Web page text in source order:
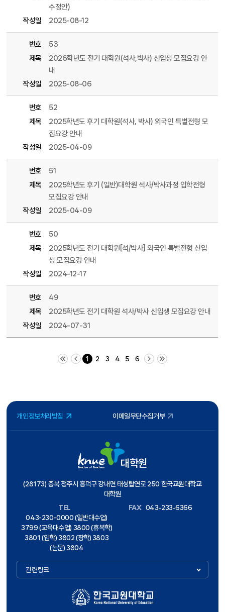
수정안)
작성일
2025-08-12
번호
53
제목
2026학년도 전기 대학원(석사,박사) 신입생 모집요강 안
내
작성일
2025-08-06
번호
52
제목
2025학년도 후기 대학원(석사, 박사) 외국인 특별전형 모
집요강 안내
작성일
2025-04-09
번호
51
제목
2025학년도 후기 (일반)대학원 석사/박사과정 입학전형
모집요강 안내
작성일
2025-04-09
번호
50
제목
2025학년도 전기 대학원[석/박사] 외국인 특별전형 신입
생 모집요강 안내
작성일
2024-12-17
번호
49
제목
2025학년도 전기 대학원 석사/박사 신입생 모집요강 안내
작성일
2024-07-31
처음 페이지 이전 10 페이지
1 2 3 4 5 6
다음 10 페이지 끝 페이지
개인정보처리방침 이메일무단수집거부
대학원
(28173) 충북 청주시 흥덕구 강내면 태성탑연로 250 한국교원대학교
대학원
TEL
043-230-0000 (일반대수업)
3799 (교육대수업) 3800 (휴복학)
3801 (입학) 3802 (장학) 3803
(논문) 3804
FAX 043-233-6366
관련링크